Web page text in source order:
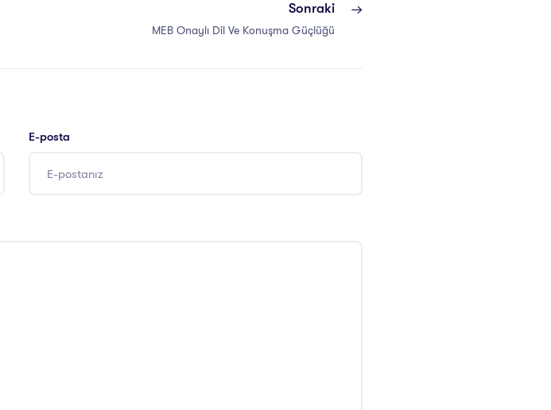
Sonraki
MEB Onaylı Dil Ve Konuşma Güçlüğü
E-posta